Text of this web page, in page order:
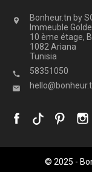

Bonheur.tn by
Immeuble
10 ème étage,
1082 Ariana
Tunisia
 58351050

© 2025 -